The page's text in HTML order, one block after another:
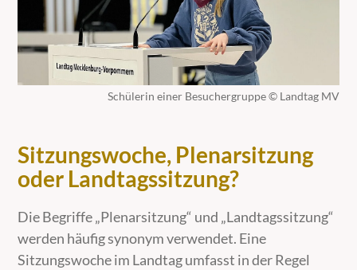
Schülerin einer Besuchergruppe © Landtag MV
Sitzungswoche, Plenarsitzung
oder Landtagssitzung?
Die Begriffe „Plenarsitzung“ und „Landtagssitzung“
werden häufig synonym verwendet. Eine
Sitzungswoche im Landtag umfasst in der Regel